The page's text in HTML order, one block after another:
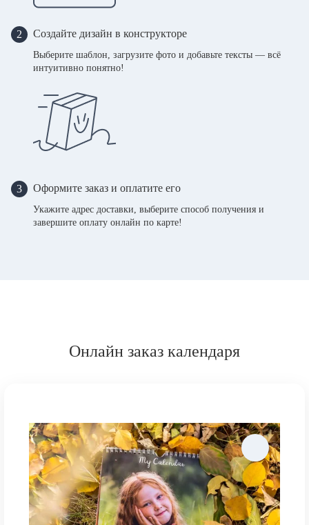
2 Создайте дизайн в конструкторе
Выберите шаблон, загрузите фото и добавьте тексты — всё
интуитивно понятно!
3 Оформите заказ и оплатите его
Укажите адрес доставки, выберите способ получения и
завершите оплату онлайн по карте!
Онлайн заказ календаря